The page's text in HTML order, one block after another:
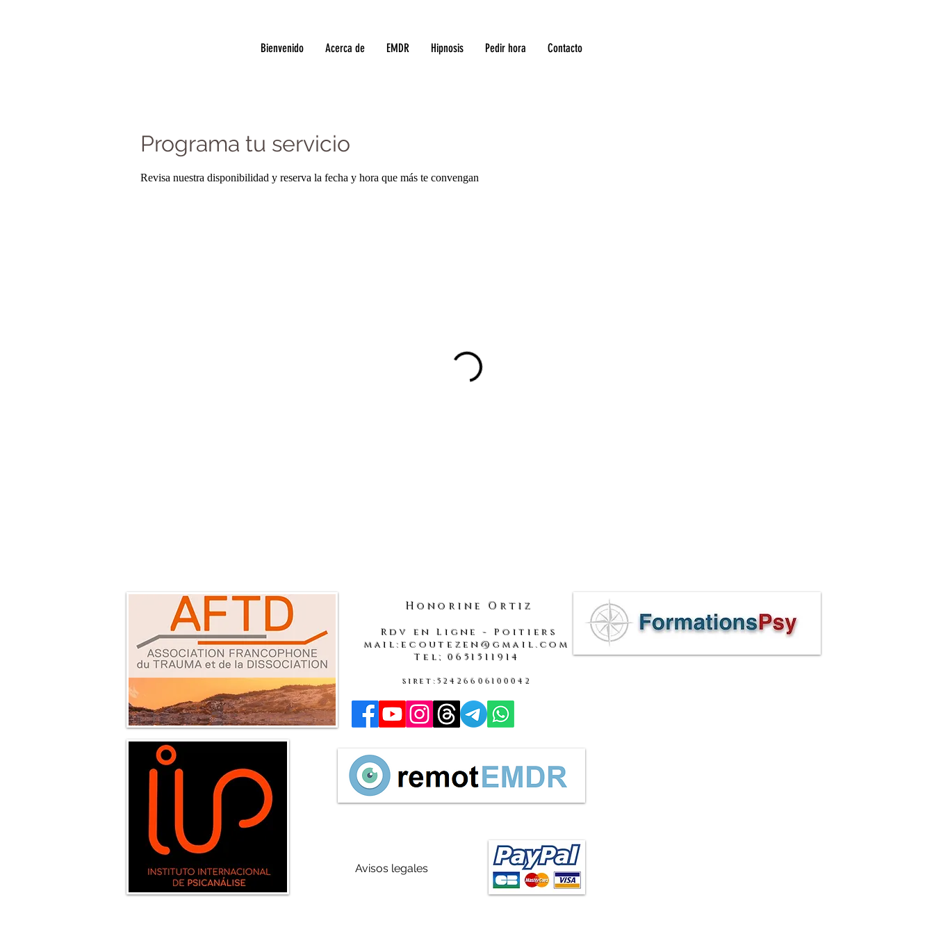
Bienvenido Acerca de EMDR Hipnosis Pedir hora Contacto
Programa tu servicio
Revisa nuestra disponibilidad y reserva la fecha y hora que más te convengan
Honorine Ortiz
Rdv en Ligne - Poitiers
mail:ecoutezen@gmail.com
Tel;0651511914
siret:52426606100042
Avisos legales